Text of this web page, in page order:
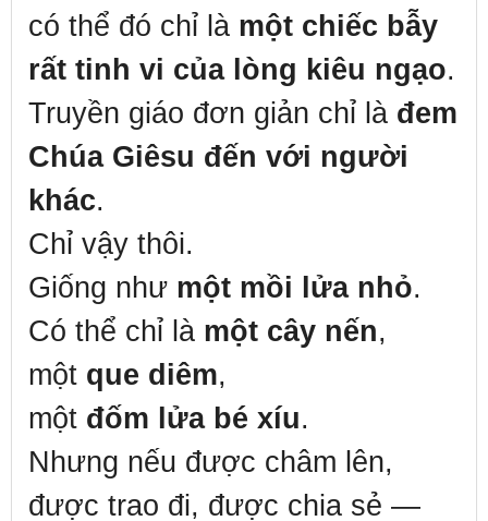
có thể đó chỉ là một chiếc bẫy
rất tinh vi của lòng kiêu ngạo.
Truyền giáo đơn giản chỉ là đem
Chúa Giêsu đến với người
khác.
Chỉ vậy thôi.
Giống như một mồi lửa nhỏ.
Có thể chỉ là một cây nến,
một que diêm,
một đốm lửa bé xíu.
Nhưng nếu được châm lên,
được trao đi, được chia sẻ —